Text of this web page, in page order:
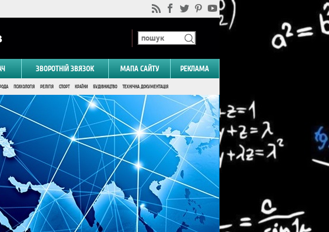
ЗВОРОТНІЙ ЗВЯЗОК МАПА САЙТУ РЕКЛАМА
ПСИХОЛОГІЯ РЕЛІГІЯ СПОРТ КРАЇНИ БУДІВНИЦТВО ТЕХНІЧНА ДОКУМЕНТАЦІЯ